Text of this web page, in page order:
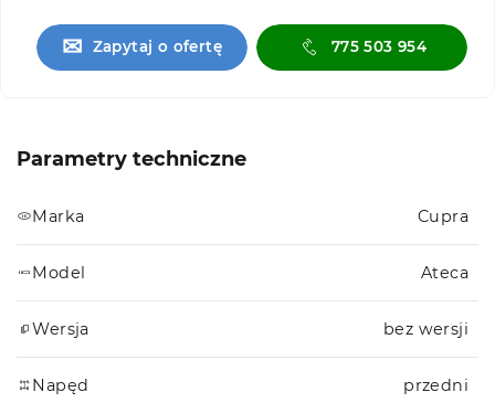
✉ Zapytaj o ofertę 775 503 954
Parametry techniczne
Marka Cupra
Model Ateca
Wersja bez wersji
Napęd przedni